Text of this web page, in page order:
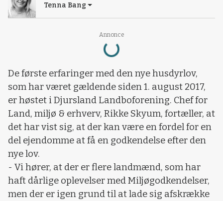
Annonce
Loading...
Tenna Bang
De første erfaringer med den nye husdyrlov,
som har været gældende siden 1. august 2017,
er høstet i Djursland Landboforening. Chef for
Land, miljø & erhverv, Rikke Skyum, fortæller, at
det har vist sig, at der kan være en fordel for en
del ejendomme at få en godkendelse efter den
nye lov.
- Vi hører, at der er flere landmænd, som har
haft dårlige oplevelser med Miljøgodkendelser,
men der er igen grund til at lade sig afskrække